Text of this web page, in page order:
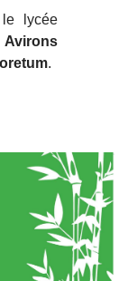
lycée
Avirons
.